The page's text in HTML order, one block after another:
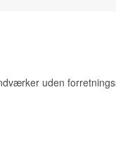
uden